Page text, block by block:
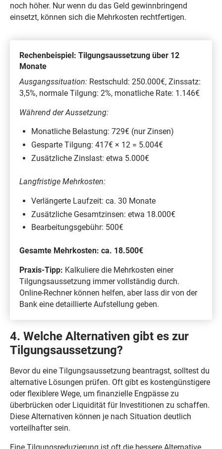
noch höher. Nur wenn du das Geld gewinnbringend
einsetzt, können sich die Mehrkosten rechtfertigen.
Rechenbeispiel: Tilgungsaussetzung über 12
Monate
Ausgangssituation: Restschuld: 250.000€, Zinssatz:
3,5%, normale Tilgung: 2%, monatliche Rate: 1.146€
Während der Aussetzung:
Monatliche Belastung: 729€ (nur Zinsen)
Gesparte Tilgung: 417€ × 12 = 5.004€
Zusätzliche Zinslast: etwa 5.000€
Langfristige Mehrkosten:
Verlängerte Laufzeit: ca. 30 Monate
Zusätzliche Gesamtzinsen: etwa 18.000€
Bearbeitungsgebühr: 500€
Gesamte Mehrkosten: ca. 18.500€
Praxis-Tipp: Kalkuliere die Mehrkosten einer
Tilgungsaussetzung immer vollständig durch.
Online-Rechner können helfen, aber lass dir von der
Bank eine detaillierte Aufstellung geben.
4. Welche Alternativen gibt es zur
Tilgungsaussetzung?
Bevor du eine Tilgungsaussetzung beantragst, solltest du
alternative Lösungen prüfen. Oft gibt es kostengünstigere
oder flexiblere Wege, um finanzielle Engpässe zu
überbrücken oder Liquidität für Investitionen zu schaffen.
Diese Alternativen können je nach Situation deutlich
vorteilhafter sein.
Eine Tilgungsreduzierung ist oft die bessere Alternative